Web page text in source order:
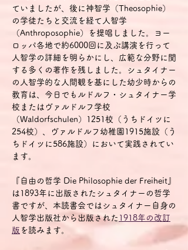
ていましたが、後に神智学（Theosophie）
の学徒たちと交流を経て人智学
（Anthroposophie）を提唱しました。ヨー
ロッパ各地で約6000回に及ぶ講演を行って
人智学の詳細を明らかにし、広範な分野に関
する多くの著作を残しました。シュタイナー
の人智学的な人間観を基にした幼少時からの
教育は、今日でもルドルフ・シュタイナー学
校またはヴァルドルフ学校
（Waldorfschulen）1251校（うちドイツに
254校）、ヴァルドルフ幼稚園1915施設（う
ちドイツに586施設）において実践されてい
ます。
『自由の哲学 Die Philosophie der Freiheit』
は1893年に出版されたシュタイナーの哲学
書ですが、本読書会ではシュタイナー自身の
人智学出版社から出版された 1918年の改訂
版 を読みます。